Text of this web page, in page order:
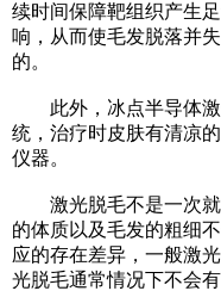
续时间保障靶组织产生
响，从而使毛发脱落并
的。
此外，冰点半导体激
统，治疗时皮肤有清凉
仪器。
激光脱毛不是一次就
的体质以及毛发的粗细
应的存在差异，一般激
光脱毛通常情况下不会